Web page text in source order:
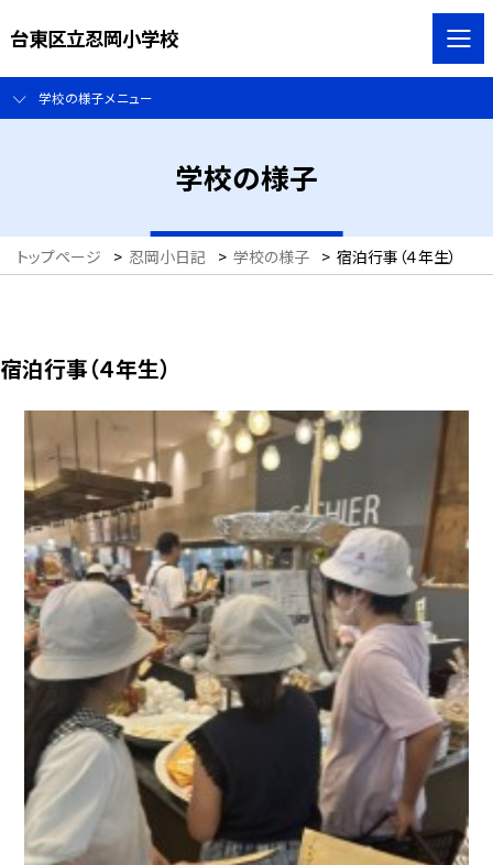
台東区立忍岡小学校
学校の様子メニュー
学校の様子
トップページ > 忍岡小日記 > 学校の様子 > 宿泊行事（４年生）
宿泊行事（４年生）